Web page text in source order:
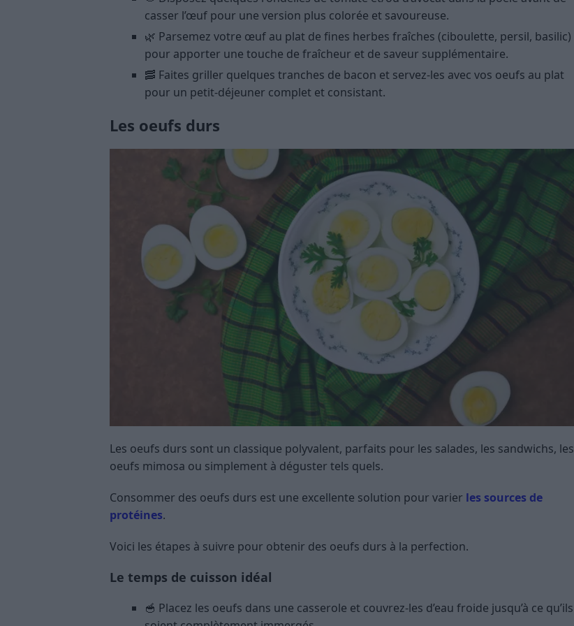
casser l’œuf pour une version plus colorée et savoureuse.
🌿 Parsemez votre œuf au plat de fines herbes fraîches (ciboulette, persil, basilic)
pour apporter une touche de fraîcheur et de saveur supplémentaire.
🥓 Faites griller quelques tranches de bacon et servez-les avec vos oeufs au plat
pour un petit-déjeuner complet et consistant.
Les oeufs durs
Les oeufs durs sont un classique polyvalent, parfaits pour les salades, les sandwichs, les
oeufs mimosa ou simplement à déguster tels quels.
Consommer des oeufs durs est une excellente solution pour varier les sources de
protéines.
Voici les étapes à suivre pour obtenir des oeufs durs à la perfection.
Le temps de cuisson idéal
🥣 Placez les oeufs dans une casserole et couvrez-les d’eau froide jusqu’à ce qu’ils